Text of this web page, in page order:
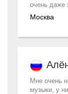
очень даже
Москва
Мне очень
музыки, у